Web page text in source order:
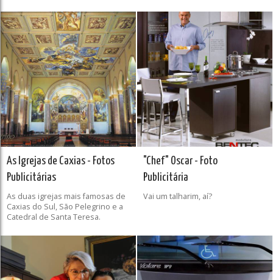
As Igrejas de Caxias - Fotos
Publicitárias
As duas igrejas mais famosas de
Caxias do Sul, São Pelegrino e a
Catedral de Santa Teresa.
"Chef" Oscar - Foto
Publicitária
Vai um talharim, aí?